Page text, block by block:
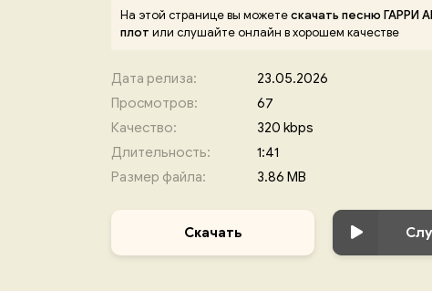
На этой странице вы можетескачать песню ГАРРИ
плот или слушайте онлайн в хорошем качестве
Дата релиза:
23.05.2026
Просмотров:
67
Качество:
320 kbps
Длительность:
1:41
Размер файла:
3.86 MB
Скачать